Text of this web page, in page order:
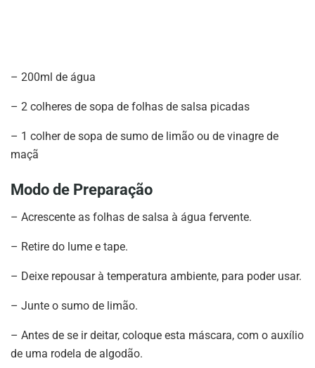
– 200ml de água
– 2 colheres de sopa de folhas de salsa picadas
– 1 colher de sopa de sumo de limão ou de vinagre de
maçã
Modo de Preparação
– Acrescente as folhas de salsa à água fervente.
– Retire do lume e tape.
– Deixe repousar à temperatura ambiente, para poder usar.
– Junte o sumo de limão.
– Antes de se ir deitar, coloque esta máscara, com o auxílio
de uma rodela de algodão.